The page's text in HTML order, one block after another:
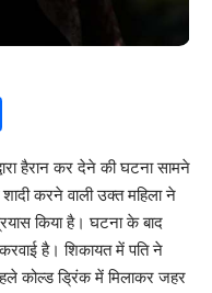
हैरान कर देने की घटना सामने
करने वाली उक्त महिला ने
किया है। घटना के बाद
है। शिकायत में पति ने
कोल्ड ड्रिंक में मिलाकर जहर